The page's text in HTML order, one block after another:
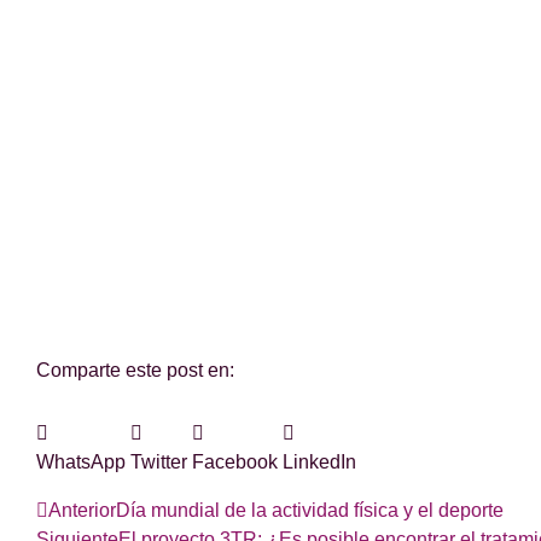
Comparte este post en:
WhatsApp Twitter Facebook LinkedIn
AnteriorDía mundial de la actividad física y el deporte